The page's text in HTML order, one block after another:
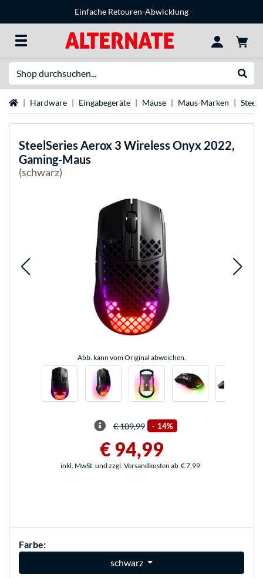
Einfache Retouren-Abwicklung
StartseiteHardware Eingabegeräte Mäuse Maus-Marken
SteelSeries Aerox 3 Wireless Onyx 2022,
Gaming-Maus
(schwarz)
Abb. kann vom Original abweichen.
€ 109,99 - 14%
€ 94,99
inkl. MwSt. und zzgl. Versandkosten ab € 7,99
Farbe:
schwarz